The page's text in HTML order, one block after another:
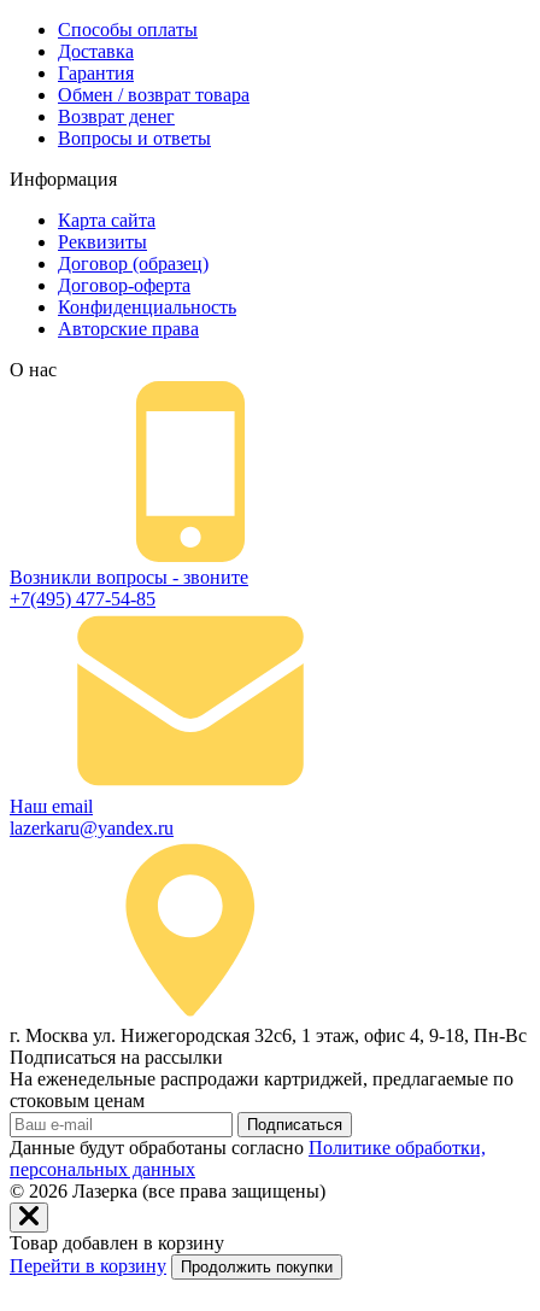
Способы оплаты
Доставка
Гарантия
Обмен / возврат товара
Возврат денег
Вопросы и ответы
Информация
Карта сайта
Реквизиты
Договор (образец)
Договор-оферта
Конфиденциальность
Авторские права
О нас
Возникли вопросы - звоните
+7(495) 477-54-85
Наш email
lazerkaru@yandex.ru
г. Москва ул. Нижегородская 32с6, 1 этаж, офис 4, 9-18, Пн-Вс
Подписаться на рассылки
На еженедельные распродажи картриджей, предлагаемые по
стоковым ценам
Подписаться
Данные будут обработаны согласно Политике обработки,
персональных данных
© 2026 Лазерка (все права защищены)
Товар добавлен в корзину
Перейти в корзину
Продолжить покупки